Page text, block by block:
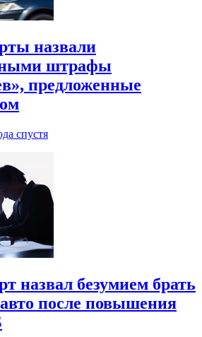
назвали
штрафы
предложенные
спустя
назвал безумием брать
после повышения